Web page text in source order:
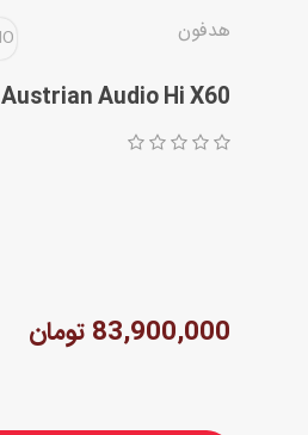
مقاله ها
هدفون
Austrian Audio Hi X60
83,900,000 تومان